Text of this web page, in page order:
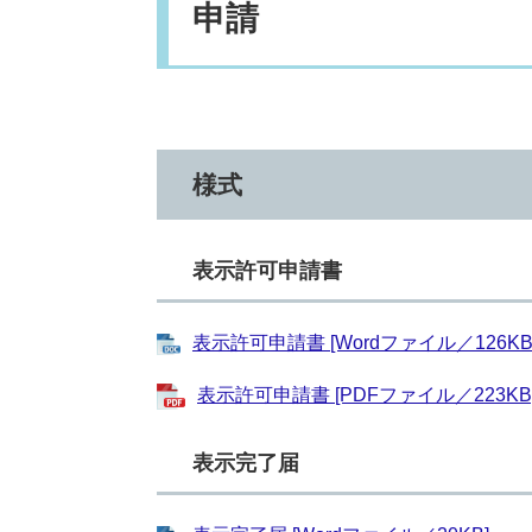
申請
様式
表示許可申請書
表示許可申請書 [Wordファイル／
表示許可申請書 [PDFファイル／
表示完了届